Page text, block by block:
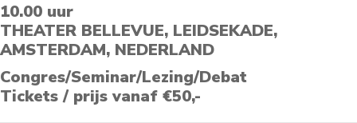
10.00 uur
THEATER BELLEVUE, LEIDSEKADE,
AMSTERDAM, NEDERLAND
Congres/Seminar/Lezing/Debat
Tickets / prijs vanaf €50,-